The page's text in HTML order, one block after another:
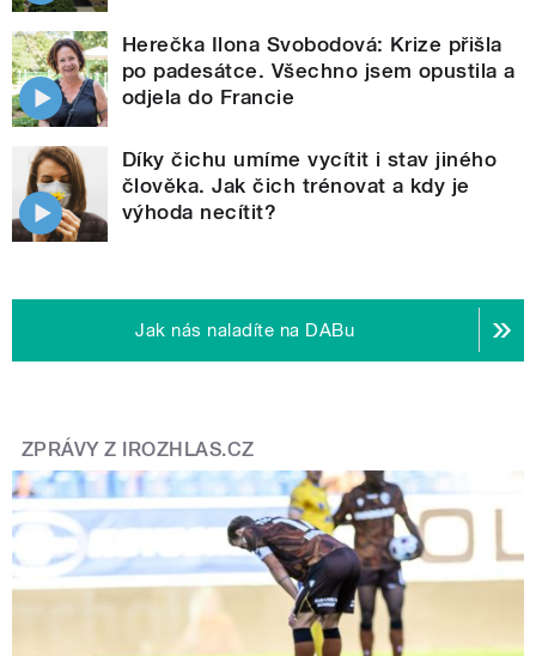
Herečka Ilona Svobodová: Krize přišla
po padesátce. Všechno jsem opustila a
odjela do Francie
Díky čichu umíme vycítit i stav jiného
člověka. Jak čich trénovat a kdy je
výhoda necítit?
Jak nás naladíte na DABu
ZPRÁVY Z IROZHLAS.CZ